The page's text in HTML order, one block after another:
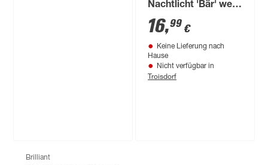
Brilliant
Nachtlicht 'Bär' weiß
mit Farbwechsler
16,99 €
Keine Lieferung nach
Hause
Nicht verfügbar in
Troisdorf